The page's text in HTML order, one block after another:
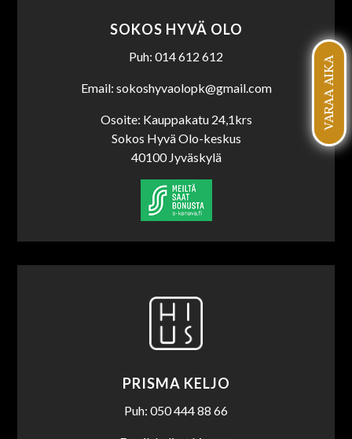
VARAA AIKA
SOKOS HYVÄ OLO
Puh: 014 612 612
Email: sokoshyvaolopk@gmail.com
Osoite: Kauppakatu 24,1krs
Sokos Hyvä Olo-keskus
40100 Jyväskylä
PRISMA KELJO
Puh: 050 444 88 66